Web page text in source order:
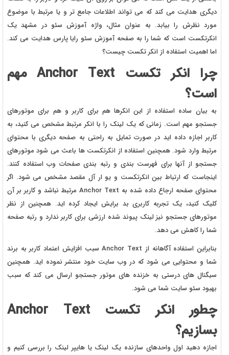
دیگری هدایت می کند که می تواند اطلاعات جامع تر و یا مرتبط با موضوع
مورد نظرش را بیابد. به عنوان مثال، واژه آموزش سئو در مشهد یک
انکرتکست است که شما را به صفحه آموزش سئو رایا پارس هدایت می کند.
اما اهمیت استفاده از انکر تکست چیست؟
چرا انکر تکست Anchor Text مهم
است؟
به بیان ساده استفاده از این انکرها هم برای کاربر و هم برای موتورهای
جستجو مهم است. زمانی که یک لینک را با انکر مرتبط مشخص می کنید، به
کاربر اجازه داده اید در صورت تمایل به راحتی به صفحه دیگری با محتوای
مرتبط وارد شود. همچنین استفاده از انکرتکست ها باعث می شود موتورهای
جستجو از آنها برای فهرست بندی و رتبه بندی صفحات وب استفاده کنند.
اینجاست که ارتباط بین انکرتکست و یو ار آل مقصد مشخص می شود. اگر
محتوای صفحه ارجاع داده شده به Anchor Text مرتبط نباشد و کاربر بر آن
کلیک کنید، یک تجربه کاربری بد برایش ایجاد کرده اید. همچنین از نظر
موتورهای جستجو نیز لینک پیوند شده ارزشی برای کاربر ندارد و رتبه صفحه
شما را کاهش می دهد.
بنابراین استفاده آگاهانه از Anchor Text سبب افزایش اعتماد کاربر به برند
شما و محتوایی می شود که در وب سایت خود منتشر نموده اید. همچنین
سیگنال های درستی به خزنده های موتور جستجو ارسال می کند که سبب
بهبود سئو سایت شما می شود.
چطور انکر تکست Anchor Text
بسازیم؟
اجازه دهید اول واحدهای سازنده یک لینک یا هایپر لینک را بررسی کنیم و